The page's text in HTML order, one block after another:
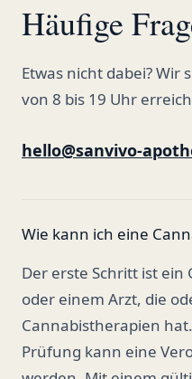
Häufige
Etwas nicht dabei? Wir
von 8 bis 19 Uhr
hello@sanvivo-
Wie kann ich eine
Der erste Schritt ist ein
oder einem Arzt, die
Cannabistherapien
Prüfung kann eine